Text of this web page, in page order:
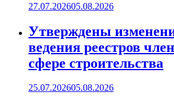
27.07.202605.08.2026
Утверждены
ведения реестров
сфере строительства
25.07.202605.08.2026